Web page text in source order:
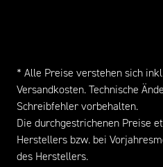
* Alle Preise verstehen sich
Versandkosten. Technische
Schreibfehler vorbehalten.
Die durchgestrichenen Preise
Herstellers bzw. bei
des Herstellers.